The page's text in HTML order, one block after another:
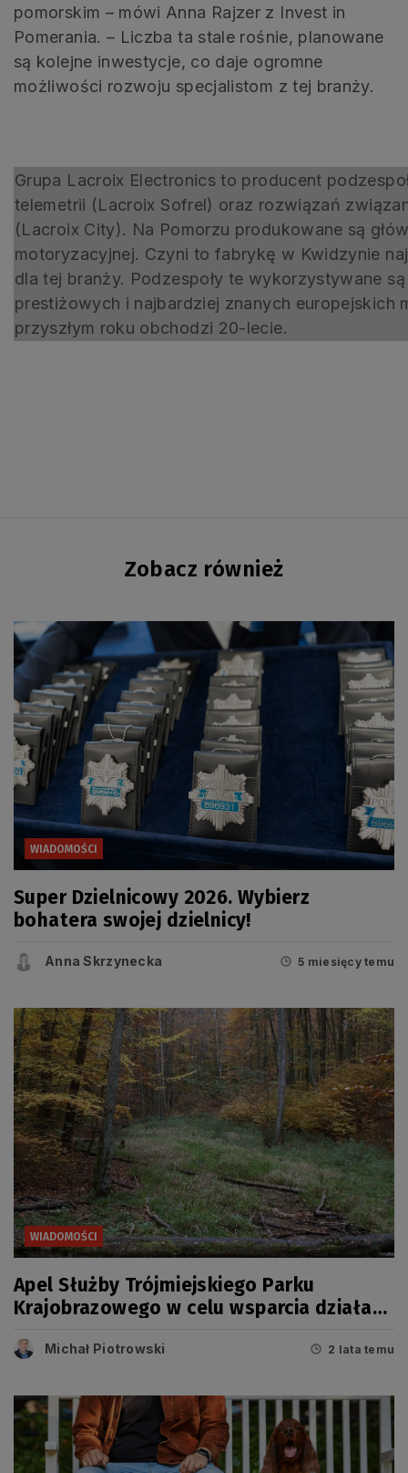
pomorskim – mówi Anna Rajzer z Invest in
Pomerania. – Liczba ta stale rośnie, planowane
są kolejne inwestycje, co daje ogromne
możliwości rozwoju specjalistom z tej branży.
Grupa Lacroix Electronics to producent
telemetrii (Lacroix Sofrel) oraz rozwiązań
(Lacroix City). Na Pomorzu produkowane są
motoryzacyjnej. Czyni to fabrykę w Kwidzynie
dla tej branży. Podzespoły te wykorzystywane
prestiżowych i najbardziej znanych europejskich
przyszłym roku obchodzi 20-lecie.
Zobacz również
WIADOMOŚCI
Super Dzielnicowy 2026. Wybierz
bohatera swojej dzielnicy!
Anna Skrzynecka 5 miesięcy temu
WIADOMOŚCI
Apel Służby Trójmiejskiego Parku
Krajobrazowego w celu wsparcia działań
Michał Piotrowski 2 lata temu